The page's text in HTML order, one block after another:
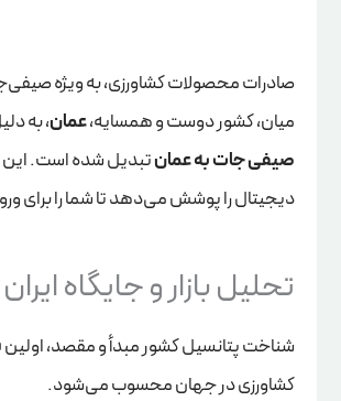
صادرات محصولات کشاورزی، به ویژه
میان، کشور دوست و همسایه،عمان، به
صیفی جات به عمانتبدیل شده است. این
دیجیتال را پوشش می‌دهد تا شما را برای
تحلیل بازار و جایگاه
شناخت پتانسیل کشور مبدأ و مقصد،
کشاورزی در جهان محسوب می‌شود.